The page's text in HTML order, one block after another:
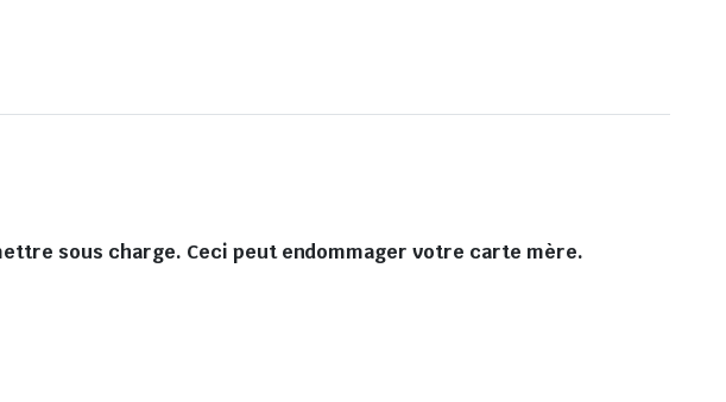
sous charge. Ceci peut endommager votre carte mère.